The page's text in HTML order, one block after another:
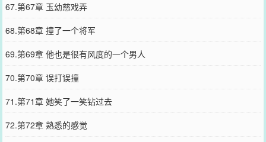
67.第67章 玉幼慈戏弄
68.第68章 撞了一个将军
69.第69章 他也是很有风度的一个男人
70.第70章 误打误撞
71.第71章 她笑了一笑钻过去
72.第72章 熟悉的感觉